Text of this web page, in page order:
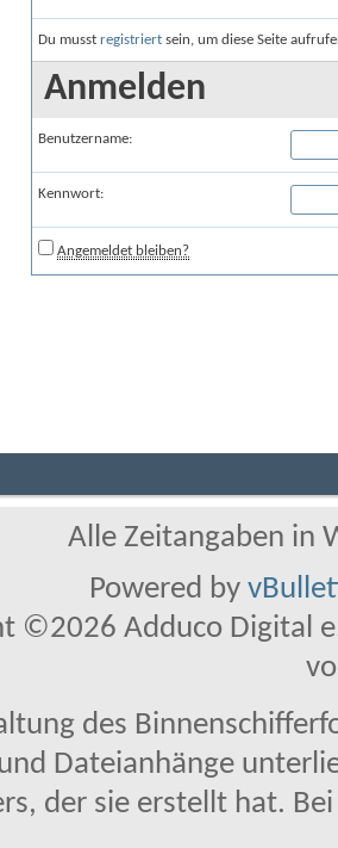
Du musst registriert sein, um diese Seite
Anmelden
Benutzername:
Kennwort:
Angemeldet bleiben?
Alle Zeitangaben in
Powered by
©2026 Adduco Digital
des
Dateianhänge
der sie erstellt hat.